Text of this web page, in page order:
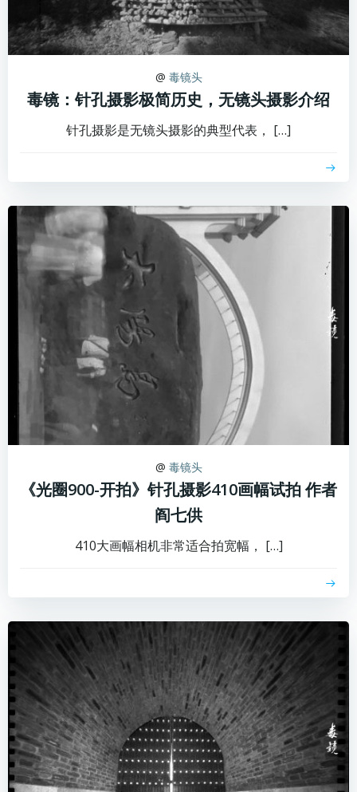
@ 毒镜头
毒镜：针孔摄影极简历史，无镜头摄影介绍
针孔摄影是无镜头摄影的典型代表， […]
@ 毒镜头
《光圈900-开拍》针孔摄影410画幅试拍 作者
阎七供
410大画幅相机非常适合拍宽幅， […]